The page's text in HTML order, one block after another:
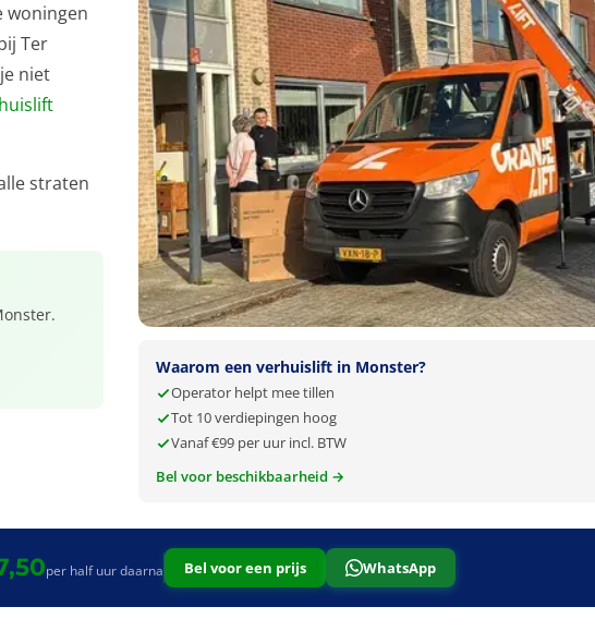
woningen
Ter
niet
straten
Waarom een verhuislift in Monster?
Operator helpt mee tillen
Tot 10 verdiepingen hoog
Vanaf €99 per uur incl. BTW
Bel voor beschikbaarheid →
per half uur daarna Bel voor een prijs WhatsApp